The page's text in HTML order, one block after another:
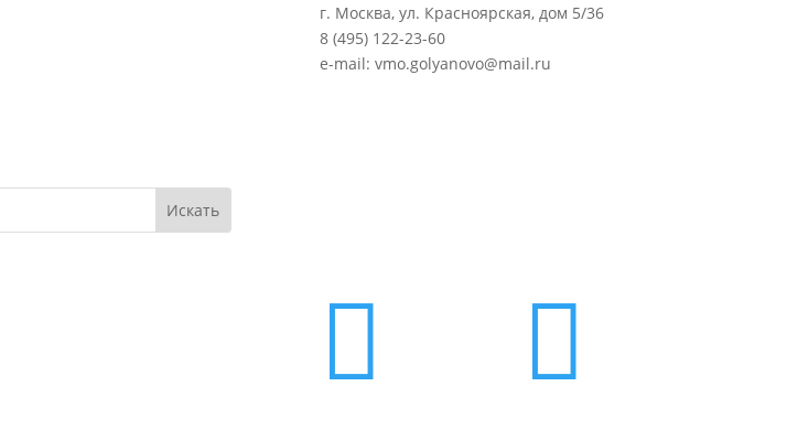
г. Москва, ул. Красноярская, дом 5/36
8 (495) 122-23-60
e-mail: vmo.golyanovo@mail.ru
 